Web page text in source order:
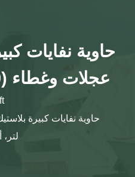
حاوية نفايات
عجلات وغطاء (660 لتر، أصفر)